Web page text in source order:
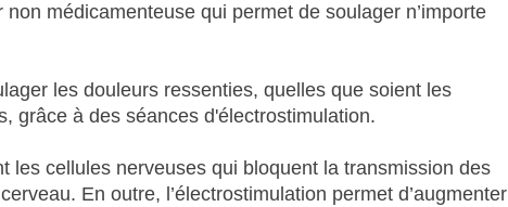
médicamenteuse qui permet de soulager n’importe
les douleurs ressenties, quelles que soient les
grâce à des séances d'électrostimulation.
les cellules nerveuses qui bloquent la transmission des
En outre, l’électrostimulation permet d’augmenter